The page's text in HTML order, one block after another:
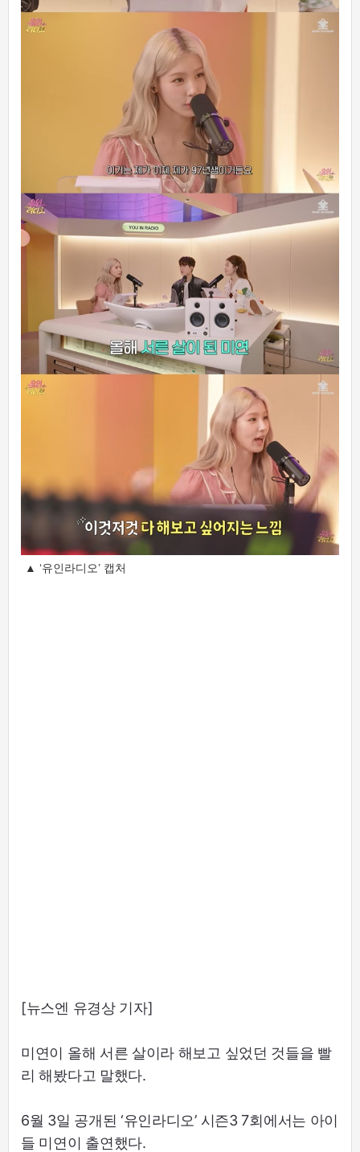
▲ ‘유인라디오’ 캡처
[뉴스엔 유경상 기자]
미연이 올해 서른 살이라 해보고 싶었던 것들을 빨
리 해봤다고 말했다.
6월 3일 공개된 ‘유인라디오’ 시즌3 7회에서는 아이
들 미연이 출연했다.